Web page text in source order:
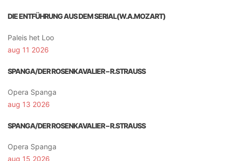
DIE ENTFÜHRUNG AUS DEM SERIAL(W.A.MOZART)
Paleis het Loo
aug 11 2026
SPANGA/DER ROSENKAVALIER – R.STRAUSS
Opera Spanga
aug 13 2026
SPANGA/DER ROSENKAVALIER – R.STRAUSS
Opera Spanga
aug 15 2026